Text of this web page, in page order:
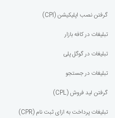
گرفتن نصب اپلیکیشن (CPI)
تبلیغات در کافه بازار
تبلیغات در گوگل پلی
تبلیغات در جستجو
گرفتن لید فروش (CPL)
تبلیغات پرداخت به ازای ثبت نام (CPR)